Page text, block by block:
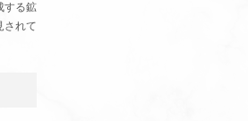
する鉱
されて